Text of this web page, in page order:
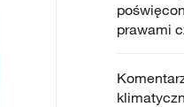
prawami
w Pekinie